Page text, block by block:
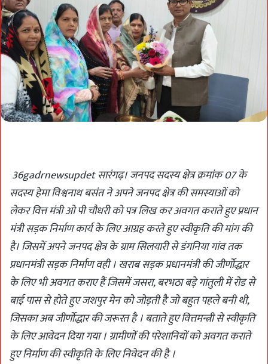
36gadrnewsupdet सारंगढ़। जनपद सदस्य क्षेत्र क्रमांक 07 के
सदस्य हेमा विश्वनाथ बसंत ने अपने जनपद क्षेत्र की समस्याओं को
लेकर वित्त मंत्री ओ पी चौधरी को पत्र लिख कर अवगत कराते हुए प्रधान
मंत्री सड़क निर्माण कार्य के लिए आग्रह करते हुए स्वीकृति की मांग की
है। जिसमें अपने जनपद क्षेत्र के ग्राम सिलयारी से डंगनिया गांव तक
प्रधानमंत्री सड़क निर्माण वही । खराब सड़क प्रधानमंत्री की जीर्णोद्धार
के लिए भी अवगत कराए हैं जिसमें जसरा, बरभठा बड़े गांतुली में रोड से
बाई पास से होते हुए जशपुर मेन को जोड़ती है जो बहुत पहले बनी थी,
जिसका अब जीर्णोद्धार की जरूरत है । बताते हुए वित्तमन्त्री से स्वीकृति
के लिए आवेदन दिया गया । ग्रामीणों की परेशानियों को अवगत कराते
हुए निर्माण की स्वीकृति के लिए निवेदन की है ।